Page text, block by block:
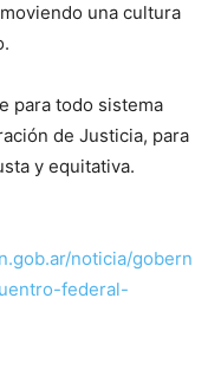
una cultura
para todo sistema
de Justicia, para
y equitativa.
noticia/gobern
federal-